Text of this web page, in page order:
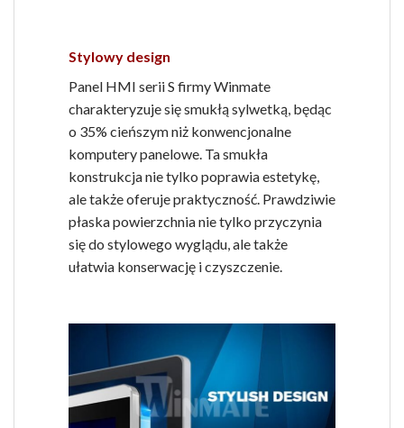
Stylowy design
Panel HMI serii S firmy Winmate
charakteryzuje się smukłą sylwetką, będąc
o 35% cieńszym niż konwencjonalne
komputery panelowe. Ta smukła
konstrukcja nie tylko poprawia estetykę,
ale także oferuje praktyczność. Prawdziwie
płaska powierzchnia nie tylko przyczynia
się do stylowego wyglądu, ale także
ułatwia konserwację i czyszczenie.